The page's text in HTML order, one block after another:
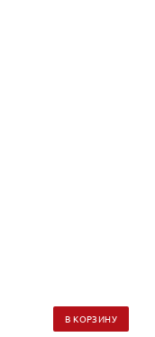
В КОРЗИНУ